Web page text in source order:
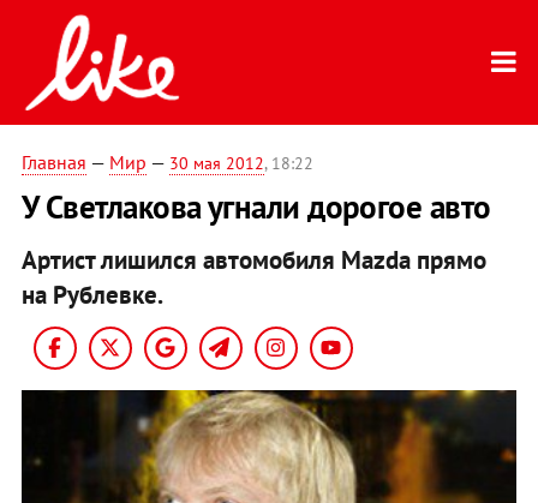
Главная — Мир — 30 мая 2012, 18:22
У Светлакова угнали дорогое авто
Артист лишился автомобиля Mazda прямо
на Рублевке.